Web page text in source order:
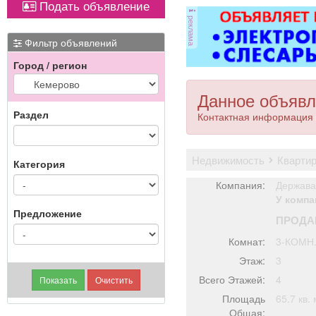
оборудованием,
имеется парковка, торг
уместен.
Подать объявление
Фильтр объявлений
Город / регион
Раздел
Категория
Предложение
реклама
Данное
Контактная информация
недвижимость
Компания:
У
Комнат:
3-КОМН.
Этаж:
3
Всего Этажей:
4
Площадь
Общая:
65.7 кв.